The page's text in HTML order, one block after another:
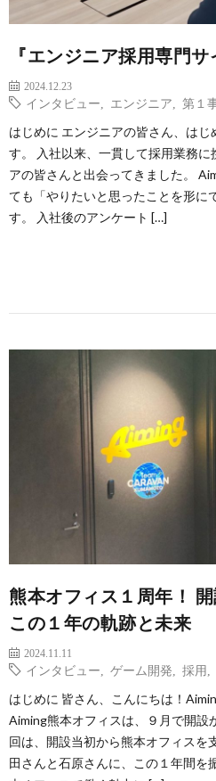
『エンジニア採用専門
2024.12.23
インタビュー エンジニア 第１
はじめに エンジニアの皆さん、は
す。 入社以来、一貫して採用業務
アの皆さんと出会ってきました。
ても「やりたいと思ったことを形に
す。 入社後のアンケート […]
熊本オフィス１周年！ 開
この１年の軌跡と未来
2024.11.11
インタビュー ゲーム開発 採用
はじめに 皆さん、こんにちは！
Aiming熊本オフィスは、９月で開設
回は、開設当初から熊本オフィスを
田さんと石原さんに、この１年間を